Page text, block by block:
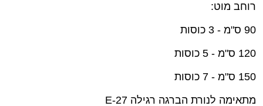
רוחב מוט:
90 ס"מ - 3 כוסות
120 ס"מ - 5 כוסות
150 ס"מ - 7 כוסות
מתאימה לנורת הברגה רגילה E-27